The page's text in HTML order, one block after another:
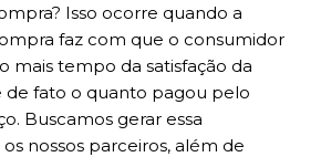
Isso ocorre quando a
faz com que o consumidor
mais tempo da satisfação da
de fato o quanto pagou pelo
Buscamos gerar essa
nossos parceiros, além de